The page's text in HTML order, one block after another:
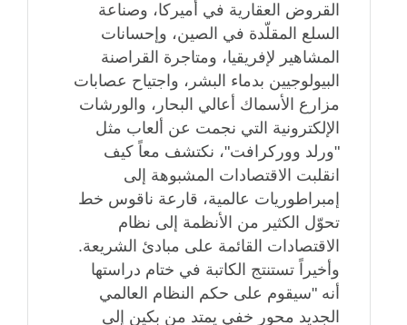
القروض العقارية في أميركا، وصناعة
السلع المقلّدة في الصين، وإحسانات
المشاهير لإفريقيا، ومتاجرة القراصنة
البيولوجيين بدماء البشر، واجتياح عصابات
مزارع الأسماك أعالي البحار، والورشات
الإلكترونية التي نجمت عن ألعاب مثل
"ورلد ووركرافت"، نكتشف معاً كيف
انقلبت الاقتصادات المشبوهة إلى
إمبراطوريات عالمية، قارعة ناقوس خط
تحوّل الكثير من الأنظمة إلى نظام
الاقتصادات القائمة على مبادئ الشريعة.
وأخيراً تستنتج الكاتبة في ختام دراستها
أنه "سيقوم على حكم النظام العالمي
الجديد محور خفي يمتد من بكين إلى